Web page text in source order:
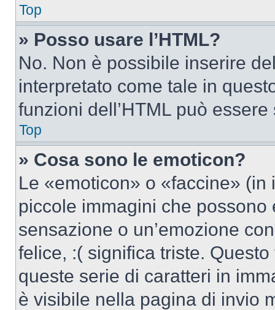
Top
» Posso usare l’HTML?
No. Non è possibile inserire
interpretato come tale in
funzioni dell’HTML può
Top
» Cosa sono le emoticon?
Le «emoticon» o «faccine»
piccole immagini che
sensazione o un’emozione
felice, :( significa triste.
queste serie di caratteri in
è visibile nella pagina di invio